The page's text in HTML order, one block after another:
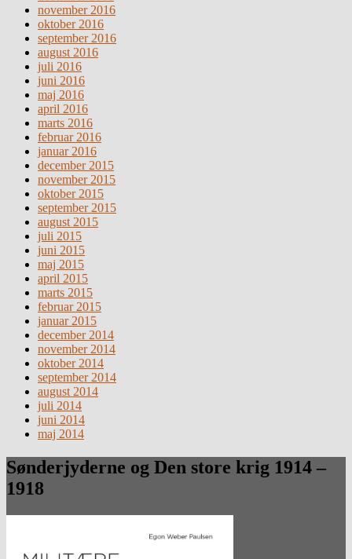
november 2016
oktober 2016
september 2016
august 2016
juli 2016
juni 2016
maj 2016
april 2016
marts 2016
februar 2016
januar 2016
december 2015
november 2015
oktober 2015
september 2015
august 2015
juli 2015
juni 2015
maj 2015
april 2015
marts 2015
februar 2015
januar 2015
december 2014
november 2014
oktober 2014
september 2014
august 2014
juli 2014
juni 2014
maj 2014
Sønderjyderne og Den store krig 1914 –
1918